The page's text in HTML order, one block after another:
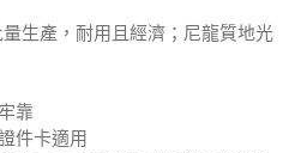
生產，耐用且經濟；尼龍質地光
靠
件卡適用